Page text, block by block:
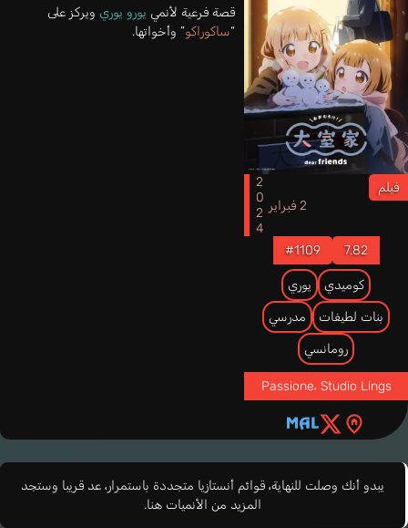
فيلم
2 فبراير
2024
7.82
#1109
كوميدي يوري
بنات لطيفات مدرسي
رومانسي
Passione، Studio Lings
قصة فرعية لأنمي يورو يوري ويركز على
“ساكوراكو” وأخواتها.
يبدو أنك وصلت للنهاية، قوائم أنستازيا متجددة باستمرار، عد قريبا وستجد
المزيد من الأنميات هنا.